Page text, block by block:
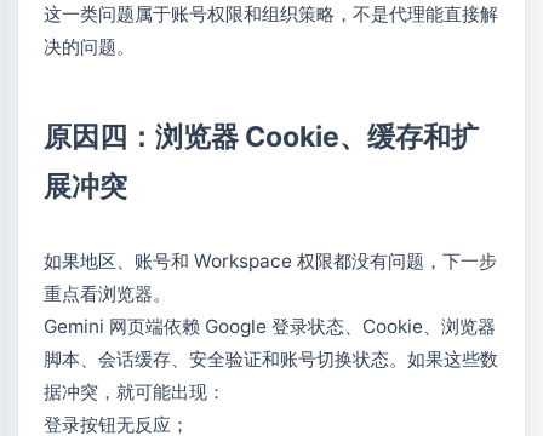
这一类问题属于账号权限和组织策略，不是代理能直接解
决的问题。
原因四：浏览器 Cookie、缓存和扩
展冲突
如果地区、账号和 Workspace 权限都没有问题，下一步
重点看浏览器。
Gemini 网页端依赖 Google 登录状态、Cookie、浏览器
脚本、会话缓存、安全验证和账号切换状态。如果这些数
据冲突，就可能出现：
登录按钮无反应；